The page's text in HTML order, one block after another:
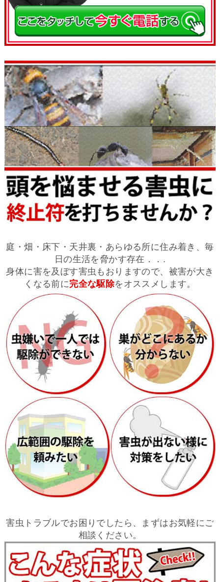
庭・畑・床下・天井裏・あらゆる所に住み着き、毎
日の生活を脅かす存在．．.
身体に害を及ぼす害虫もおりますので、被害が大き
くなる前に完全な駆除をオススメします。
害虫トラブルでお困りでしたら、まずはお気軽にご
相談ください。